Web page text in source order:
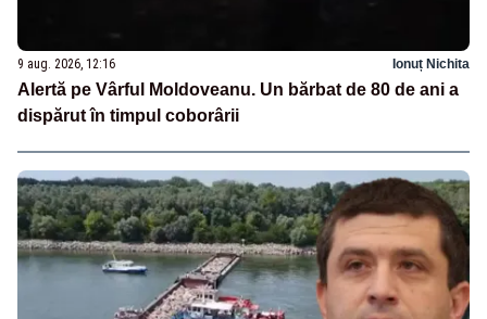
9 aug. 2026, 12:16 Ionuț Nichita
Alertă pe Vârful Moldoveanu. Un bărbat de 80 de ani a
dispărut în timpul coborârii